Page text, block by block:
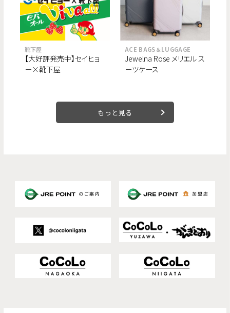
靴下屋
【大好評発売中】セイヒョ
ー×靴下屋
ACE BAGS＆LUGGAGE
Jewelna Rose メリエル ス
ーツケース
もっと見る